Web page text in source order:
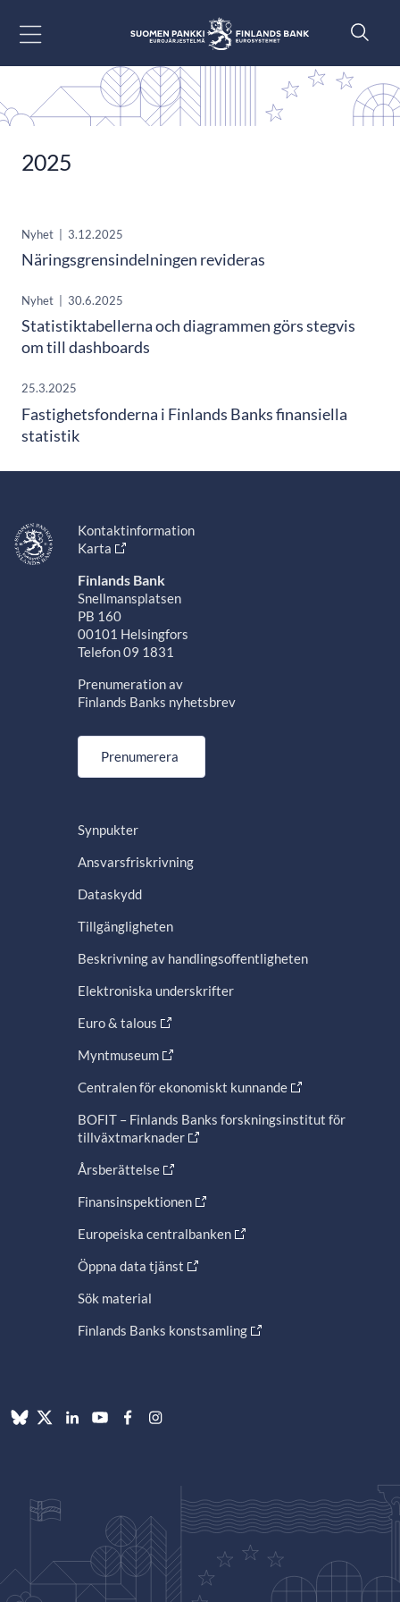
2025
Nyhet 3.12.2025
Näringsgrensindelningen revideras
Nyhet 30.6.2025
Statistiktabellerna och diagrammen görs stegvis
om till dashboards
25.3.2025
Fastighetsfonderna i Finlands Banks finansiella
statistik
Kontaktinformation
Karta
Finlands Bank
Snellmansplatsen
PB 160
00101 Helsingfors
Telefon 09 1831
Prenumeration av
Finlands Banks nyhetsbrev
Prenumerera
Synpukter
Ansvarsfriskrivning
Dataskydd
Tillgängligheten
Beskrivning av handlingsoffentligheten
Elektroniska underskrifter
Euro & talous
Myntmuseum
Centralen för ekonomiskt kunnande
BOFIT – Finlands Banks forskningsinstitut för
tillväxtmarknader
Årsberättelse
Finansinspektionen
Europeiska centralbanken
Öppna data tjänst
Sök material
Finlands Banks konstsamling